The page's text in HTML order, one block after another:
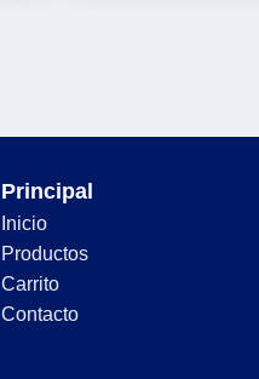
Principal
Inicio
Productos
Carrito
Contacto